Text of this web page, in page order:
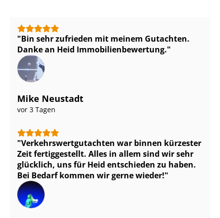
Bin sehr zufrieden mit meinem Gutachten.
Danke an Heid Im­mo­bi­li­en­be­wer­tung.
Mike Neustadt
vor 3 Tagen
Ver­kehrs­wert­gut­ach­ten war binnen kürzester
Zeit fertiggestellt. Alles in allem sind wir sehr
glücklich, uns für Heid entschieden zu haben.
Bei Bedarf kommen wir gerne wieder!